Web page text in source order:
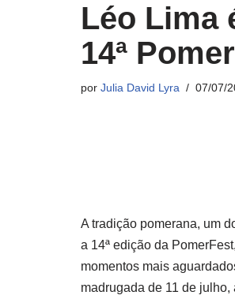
Léo Lima
14ª
por Julia David Lyra 07/07/
A tradição pomerana, um
a 14ª edição da
momentos mais
madrugada de 11 de